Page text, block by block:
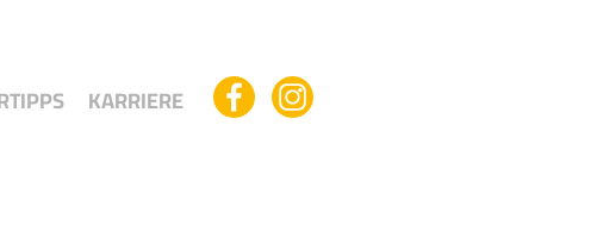
KARRIERE